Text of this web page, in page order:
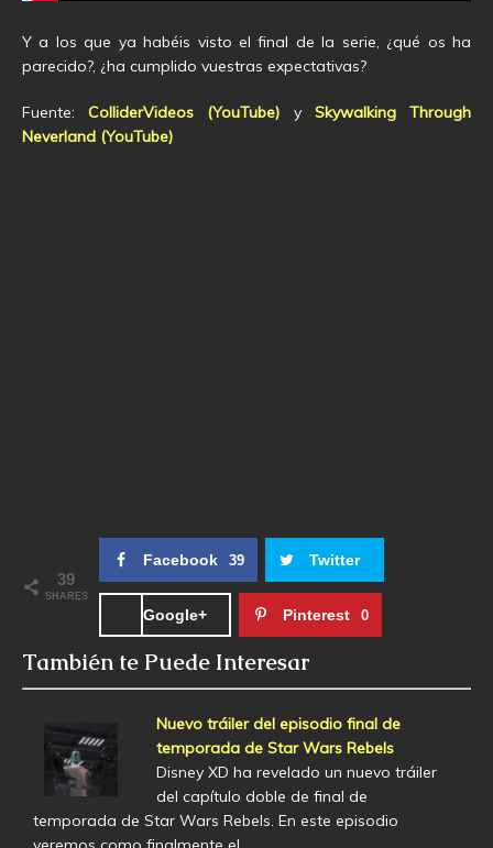
Y a los que ya habéis visto el final de la serie, ¿qué os ha
parecido?, ¿ha cumplido vuestras expectativas?
Fuente:ColliderVideos (YouTube) y Skywalking Through
Neverland (YouTube)
39
SHARES
Facebook 39 Twitter
Google+ Pinterest 0
También te Puede Interesar
Nuevo tráiler del episodio final de
temporada de Star Wars Rebels
Disney XD ha revelado un nuevo tráiler
del capítulo doble de final de
temporada de Star Wars Rebels. En este episodio